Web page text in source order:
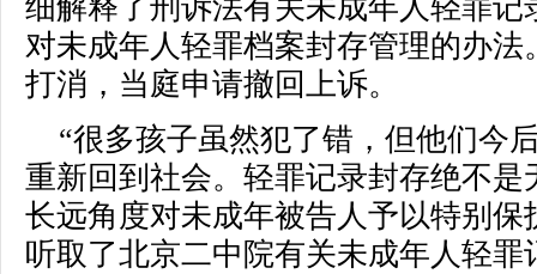
细解释了刑诉法有关未成年人轻罪
对未成年人轻罪档案封存管理的办
打消，当庭申请撤回上诉。
“很多孩子虽然犯了错，但他们今
重新回到社会。轻罪记录封存绝不
长远角度对未成年被告人予以特别
听取了北京二中院有关未成年人轻